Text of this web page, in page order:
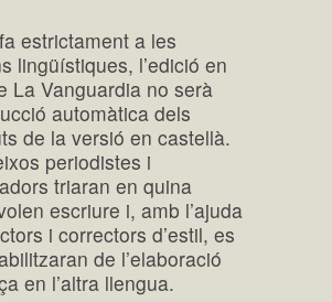
estrictament a les
lingüístiques, l’edició en
La Vanguardia no serà
automàtica dels
de la versió en castellà.
periodistes i
triaran en quina
escriure i, amb l’ajuda
i correctors d’estil, es
de l’elaboració
en l’altra llengua.